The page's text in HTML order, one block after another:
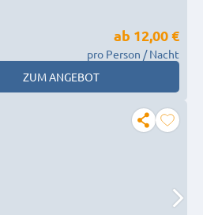
ab 12,00 €
pro Person / Nacht
ZUM ANGEBOT